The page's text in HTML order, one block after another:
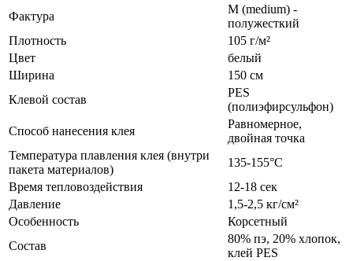
Фактура
M (medium) -
полужесткий
Плотность
105 г/м²
Цвет
белый
Ширина
150 см
Клевой состав
PES
(полиэфирсульфон)
Способ нанесения клея
Равномерное,
двойная точка
Температура плавления клея (внутри
пакета материалов)
135-155°С
Время тепловоздействия
12-18 сек
Давление
1,5-2,5 кг/см²
Особенность
Корсетный
Состав
80% пэ, 20% хлопок,
клей PES